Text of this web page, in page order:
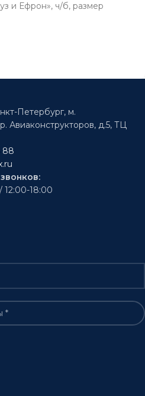
и Ефрон», ч/б, размер
Петербург, м.
Авиаконструкторов, д.5, ТЦ
88
18:00